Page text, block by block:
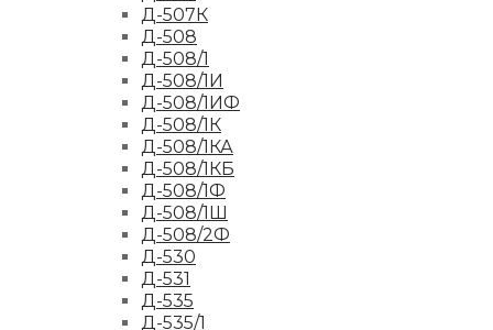
Д-507К
Д-508
Д-508/1
Д-508/1И
Д-508/1ИФ
Д-508/1К
Д-508/1КА
Д-508/1КБ
Д-508/1Ф
Д-508/1Ш
Д-508/2Ф
Д-530
Д-531
Д-535
Д-535/1